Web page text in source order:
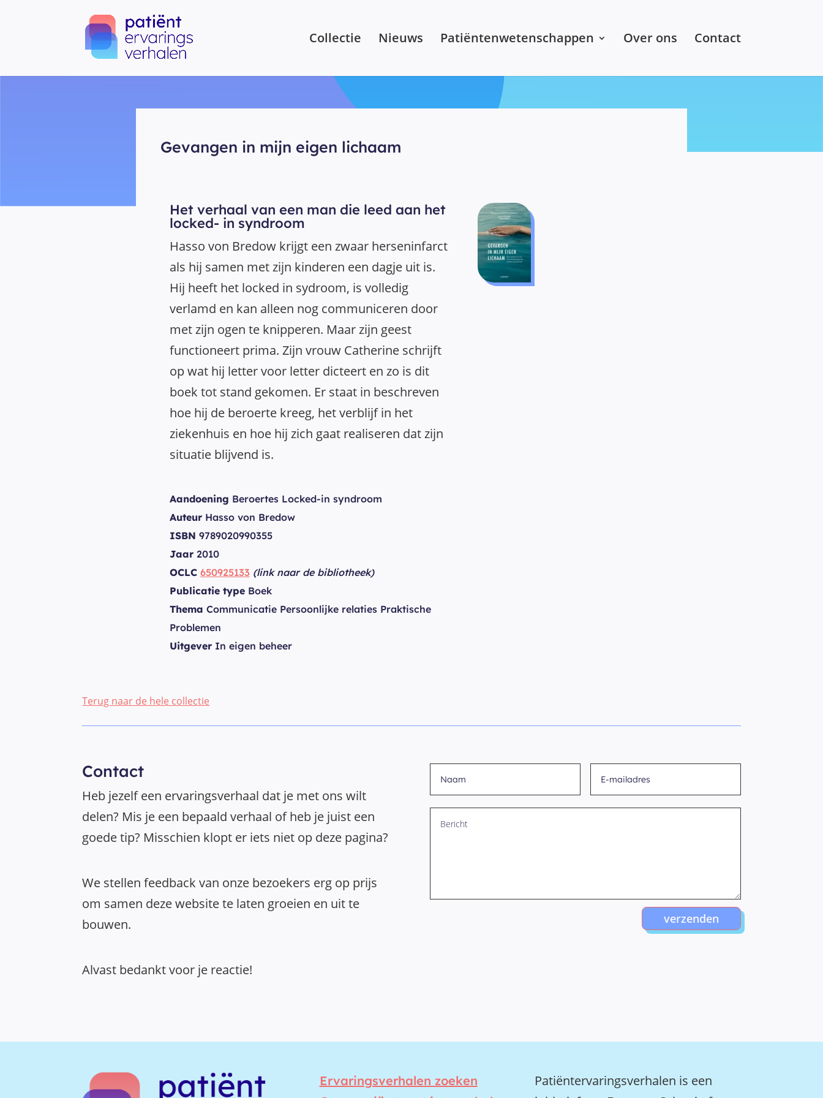
Collectie Nieuws Patiëntenwetenschappen Over ons Contact
Gevangen in mijn eigen lichaam
Het verhaal van een man die leed aan het
locked- in syndroom
Hasso von Bredow krijgt een zwaar herseninfarct
als hij samen met zijn kinderen een dagje uit is.
Hij heeft het locked in sydroom, is volledig
verlamd en kan alleen nog communiceren door
met zijn ogen te knipperen. Maar zijn geest
functioneert prima. Zijn vrouw Catherine schrijft
op wat hij letter voor letter dicteert en zo is dit
boek tot stand gekomen. Er staat in beschreven
hoe hij de beroerte kreeg, het verblijf in het
ziekenhuis en hoe hij zich gaat realiseren dat zijn
situatie blijvend is.
Aandoening Beroertes Locked-in syndroom
Auteur Hasso von Bredow
ISBN 9789020990355
Jaar 2010
OCLC 650925133 (link naar de bibliotheek)
Publicatie type Boek
Thema Communicatie Persoonlijke relaties Praktische
Problemen
Uitgever In eigen beheer
Terug naar de hele collectie
Contact
Heb jezelf een ervaringsverhaal dat je met ons wilt
delen? Mis je een bepaald verhaal of heb je juist een
goede tip? Misschien klopt er iets niet op deze pagina?
We stellen feedback van onze bezoekers erg op prijs
om samen deze website te laten groeien en uit te
bouwen.
Alvast bedankt voor je reactie!
verzenden
Ervaringsverhalen zoeken
Patiëntervaringsverhalen is een